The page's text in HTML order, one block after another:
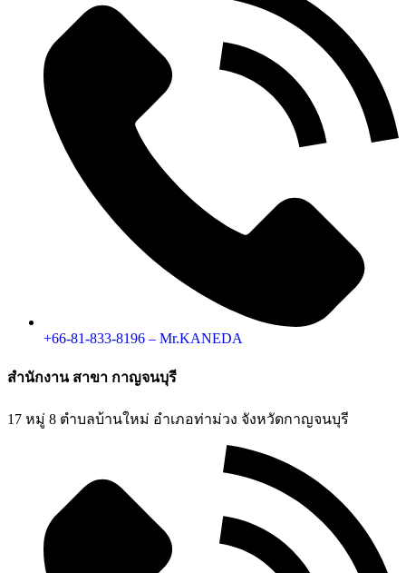
+66-81-833-8196 – Mr.KANEDA
สำนักงาน สาขา กาญจนบุรี
17 หมู่ 8 ตำบลบ้านใหม่ อำเภอท่าม่วง จังหวัดกาญจนบุรี